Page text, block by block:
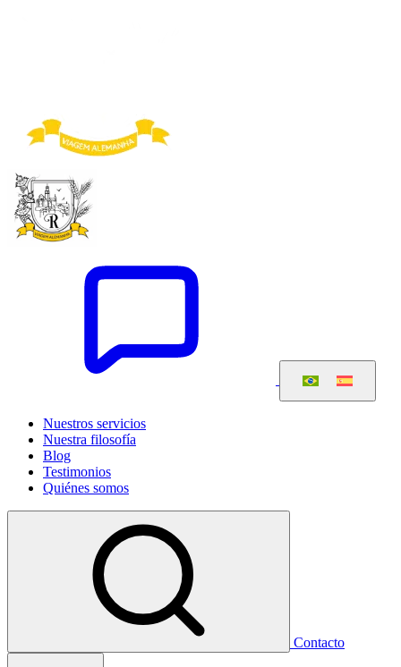
Nuestros servicios
Nuestra filosofía
Blog
Testimonios
Quiénes somos
Contacto